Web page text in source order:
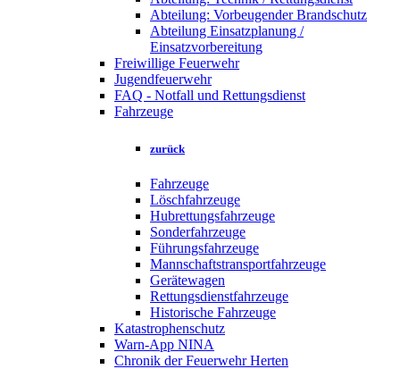
Abteilung: Vorbeugender Brandschutz
Abteilung Einsatzplanung /
Einsatzvorbereitung
Freiwillige Feuerwehr
Jugendfeuerwehr
FAQ - Notfall und Rettungsdienst
Fahrzeuge
zurück
Fahrzeuge
Löschfahrzeuge
Hubrettungsfahrzeuge
Sonderfahrzeuge
Führungsfahrzeuge
Mannschaftstransportfahrzeuge
Gerätewagen
Rettungsdienstfahrzeuge
Historische Fahrzeuge
Katastrophenschutz
Warn-App NINA
Chronik der Feuerwehr Herten